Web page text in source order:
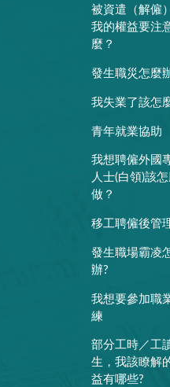
被資遣（解僱
我的權益要注
麼？
發生職災怎麼
我失業了該怎
青年就業協助
我想聘僱外國
人士(白領)該
做？
移工聘僱後管
發生職場霸凌
辦?
我想要參加職
練
部分工時／工
生，我該瞭解
益有哪些?